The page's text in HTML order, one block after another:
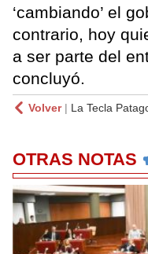
‘cambiando’ el
contrario, hoy
a ser parte del
concluyó.
Volver| La Tecla
OTRAS NOTAS